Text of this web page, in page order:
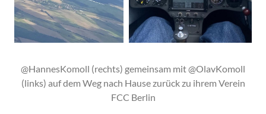
@HannesKomoll (rechts) gemeinsam mit @OlavKomoll
(links) auf dem Weg nach Hause zurück zu ihrem Verein
FCC Berlin